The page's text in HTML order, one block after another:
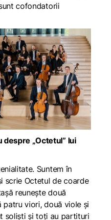
cofondatorii
„Octetul” lui
Suntem în
scrie Octetul de coarde
reunește două
viori, două viole și
soliști și toți au partituri